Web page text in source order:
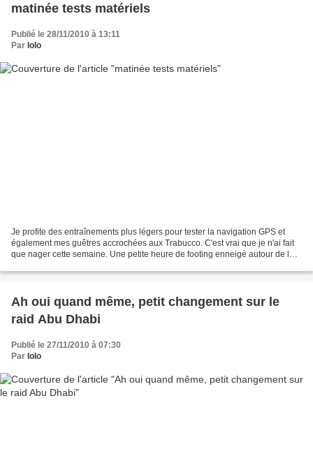
matinée tests matériels
Publié le 28/11/2010 à 13:11
Par lolo
Je profite des entraînements plus légers pour tester la navigation GPS et
également mes guêtres accrochées aux Trabucco. C'est vrai que je n'ai fait
que nager cette semaine. Une petite heure de footing enneigé autour de la
Ah oui quand même, petit changement sur le
raid Abu Dhabi
Publié le 27/11/2010 à 07:30
Par lolo